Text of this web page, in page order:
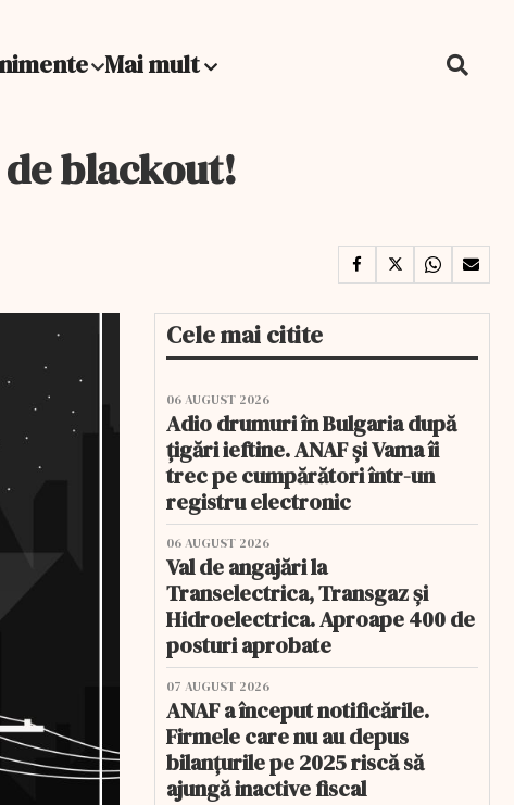
Mai mult
blackout!
Cele mai citite
06 AUGUST 2026
Adio drumuri în Bulgaria după
țigări ieftine. ANAF și Vama îi
trec pe cumpărători într-un
registru electronic
06 AUGUST 2026
Val de angajări la
Transelectrica, Transgaz și
Hidroelectrica. Aproape 400 de
posturi aprobate
07 AUGUST 2026
ANAF a început notificările.
Firmele care nu au depus
bilanțurile pe 2025 riscă să
ajungă inactive fiscal